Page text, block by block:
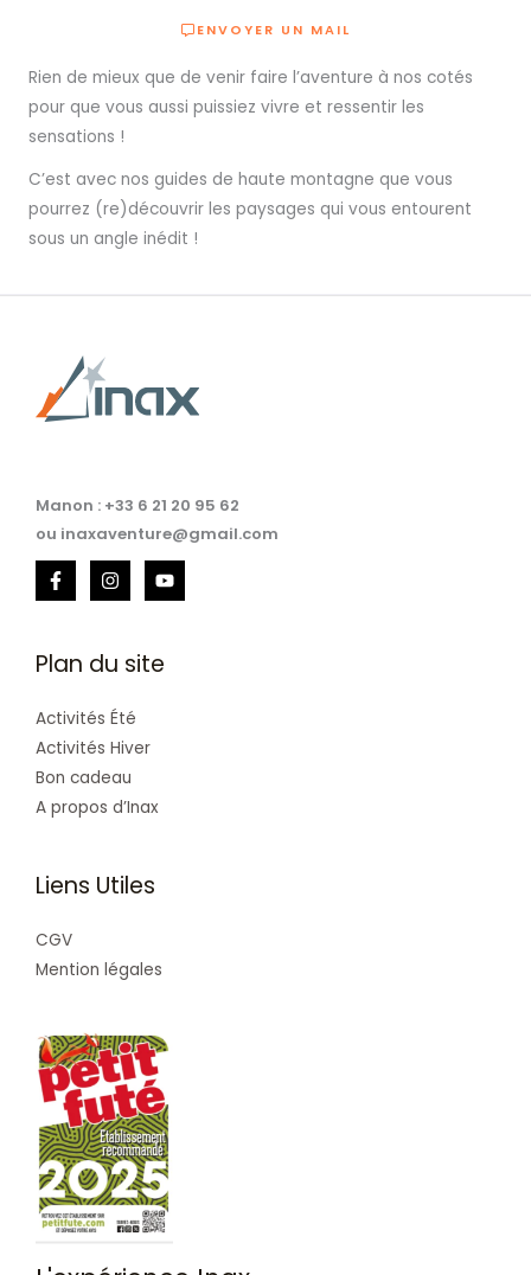
ENVOYER UN MAIL
Rien de mieux que de venir faire l’aventure à nos cotés
pour que vous aussi puissiez vivre et ressentir les
sensations !
C’est avec nos guides de haute montagne que vous
pourrez (re)découvrir les paysages qui vous entourent
sous un angle inédit !
Manon : +33 6 21 20 95 62
ou inaxaventure@gmail.com
Plan du site
Activités Été
Activités Hiver
Bon cadeau
A propos d’Inax
Liens Utiles
CGV
Mention légales